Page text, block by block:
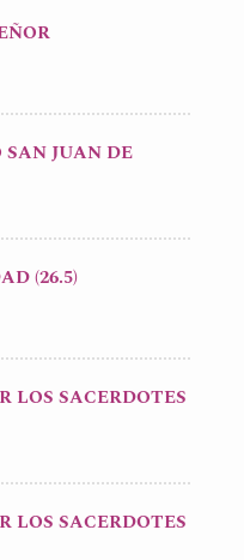
SAN JUAN DE
(26.5)
LOS SACERDOTES
LOS SACERDOTES